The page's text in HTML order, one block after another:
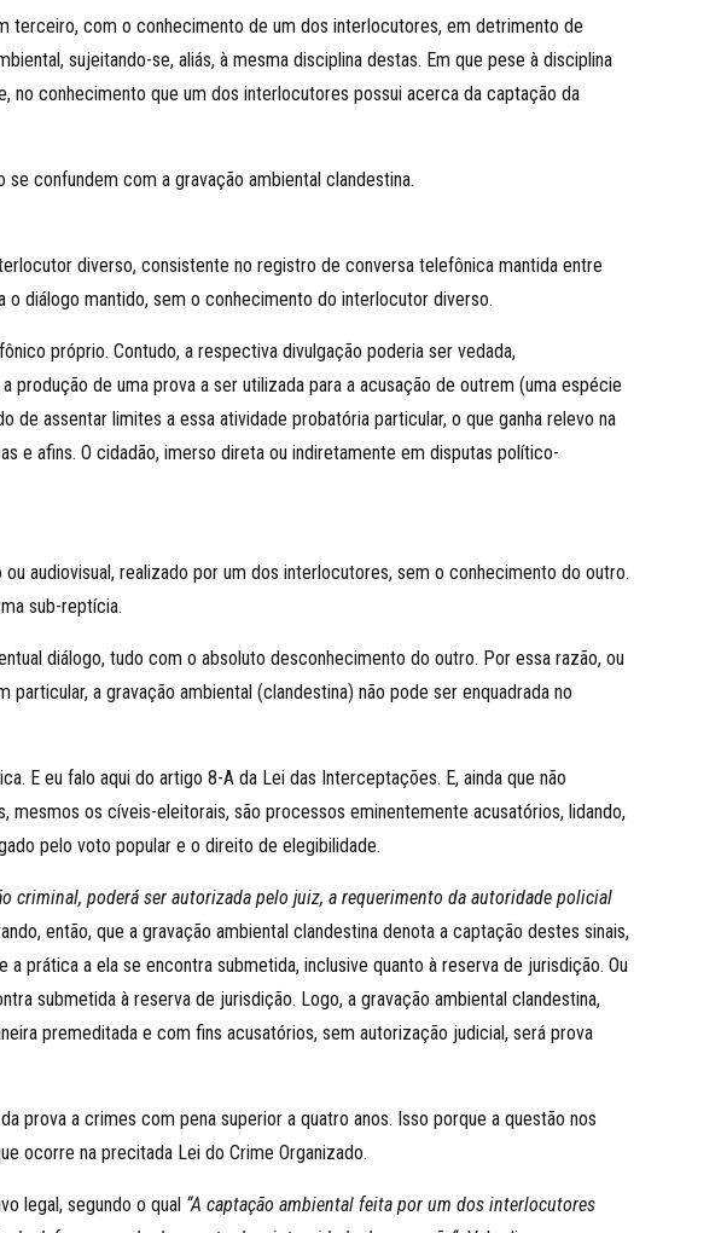
terceiro, com o conhecimento de um dos interlocutores, em detrimento de
sujeitando-se, aliás, à mesma disciplina destas. Em que pese à disciplina
no conhecimento que um dos interlocutores possui acerca da captação da
confundem com a gravação ambiental clandestina.
diverso, consistente no registro de conversa telefônica mantida entre
diálogo mantido, sem o conhecimento do interlocutor diverso.
próprio. Contudo, a respectiva divulgação poderia ser vedada,
de uma prova a ser utilizada para a acusação de outrem (uma espécie
de assentar limites a essa atividade probatória particular, o que ganha relevo na
e afins. O cidadão, imerso direta ou indiretamente em disputas político-
audiovisual, realizado por um dos interlocutores, sem o conhecimento do outro.
sub-reptícia.
diálogo, tudo com o absoluto desconhecimento do outro. Por essa razão, ou
a gravação ambiental (clandestina) não pode ser enquadrada no
E eu falo aqui do artigo 8-A da Lei das Interceptações. E, ainda que não
os cíveis-eleitorais, são processos eminentemente acusatórios, lidando,
pelo voto popular e o direito de elegibilidade.
criminal, poderá ser autorizada pelo juiz, a requerimento da autoridade policial
então, que a gravação ambiental clandestina denota a captação destes sinais,
prática a ela se encontra submetida, inclusive quanto à reserva de jurisdição. Ou
submetida à reserva de jurisdição. Logo, a gravação ambiental clandestina,
premeditada e com fins acusatórios, sem autorização judicial, será prova
prova a crimes com pena superior a quatro anos. Isso porque a questão nos
ocorre na precitada Lei do Crime Organizado.
legal, segundo o qual “A captação ambiental feita por um dos interlocutores